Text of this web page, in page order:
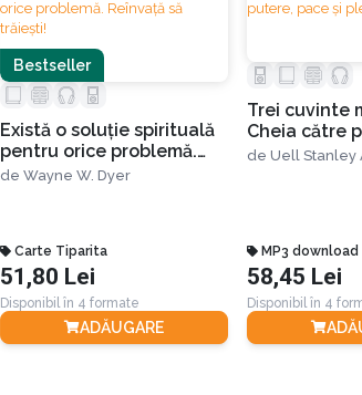
Bestseller
Există o soluție spirituală
pentru orice problemă.
Reînvață să trăiești!
de Wayne W. Dyer
Carte Tiparita
51,80 Lei
Disponibil în 4 formate
ADĂUGARE
Trei cuvinte
Cheia către
și
de Uell Stanley
MP3 download
58,45 Lei
Disponibil în 4